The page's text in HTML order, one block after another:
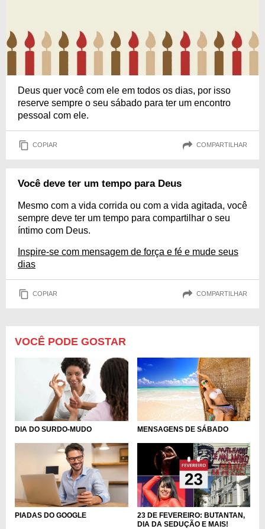
Deus quer você com ele em todos os dias, por isso
reserve sempre o seu sábado para ter um encontro
pessoal com ele.
COPIAR COMPARTILHAR
Você deve ter um tempo para Deus
Mesmo com a vida corrida ou com a vida agitada, você
sempre deve ter um tempo para compartilhar o seu
íntimo com Deus.
Inspire-se com mensagem de força e fé e mude seus
dias
COPIAR COMPARTILHAR
VOCÊ PODE GOSTAR
DIA DO SURDO-MUDO MENSAGENS DE SÁBADO
PIADAS DO GOOGLE
23 DE FEVEREIRO: BUTANTAN,
DIA DA SEDUÇÃO E MAIS!